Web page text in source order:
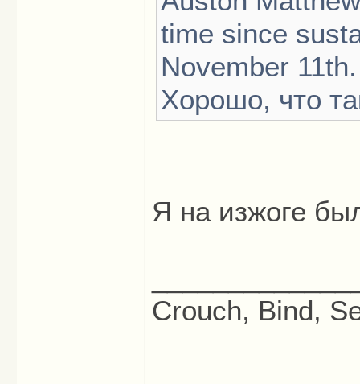
time since
November 11th.
Хорошо, что
Я на изжоге
Crouch, Bind,